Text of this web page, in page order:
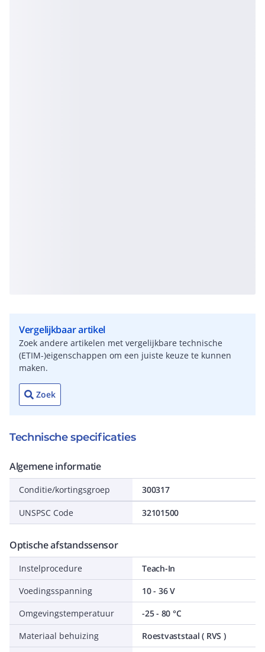
Vergelijkbaar artikel
Zoek andere artikelen met vergelijkbare technische
(ETIM-)eigenschappen om een juiste keuze te kunnen
maken.
Zoek
Technische specificaties
Algemene informatie
Conditie/kortingsgroep 300317
UNSPSC Code 32101500
Optische afstandssensor
Instelprocedure
Teach-In
Voedingsspanning
10 - 36 V
Omgevingstemperatuur
-25 - 80 °C
Materiaal behuizing
Roestvaststaal ( RVS )